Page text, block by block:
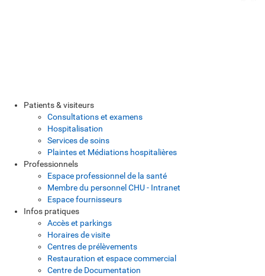
Patients & visiteurs
Consultations et examens
Hospitalisation
Services de soins
Plaintes et Médiations hospitalières
Professionnels
Espace professionnel de la santé
Membre du personnel CHU - Intranet
Espace fournisseurs
Infos pratiques
Accès et parkings
Horaires de visite
Centres de prélèvements
Restauration et espace commercial
Centre de Documentation